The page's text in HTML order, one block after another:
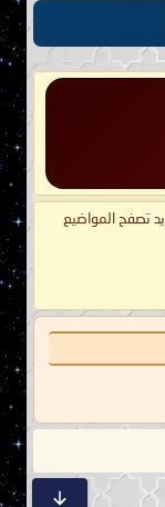
تصفح المواضيع